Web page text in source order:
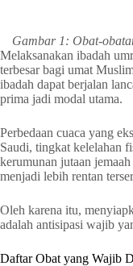
Gambar 1: Obat-
Melaksanakan ibadah
terbesar bagi umat
ibadah dapat berjalan
prima jadi modal utama.
Perbedaan cuaca yang
Saudi, tingkat kelelahan
kerumunan jutaan
menjadi lebih rentan
Oleh karena itu,
adalah antisipasi wajib
Daftar Obat yang Wajib